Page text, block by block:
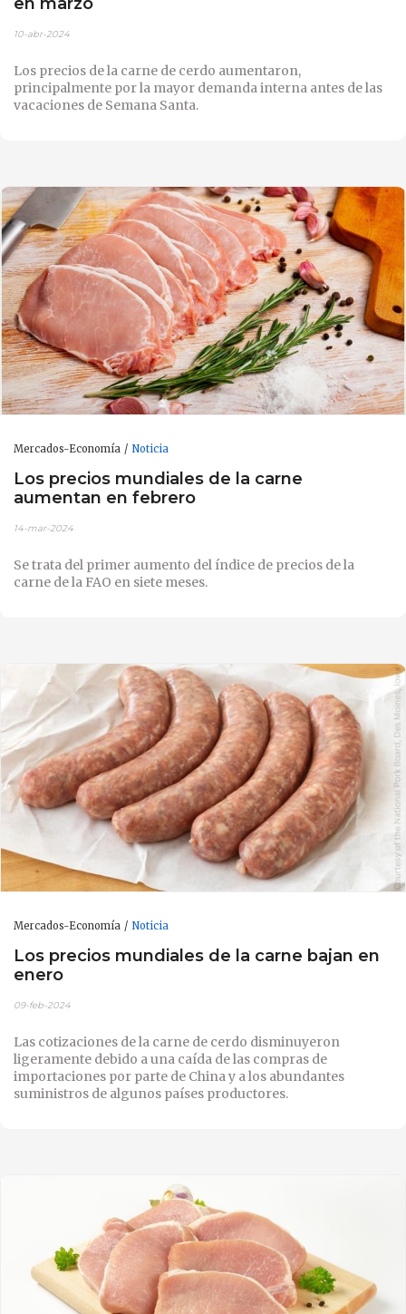
10-abr-2024
Los precios de la carne de cerdo aumentaron,
principalmente por la mayor demanda interna antes de las
vacaciones de Semana Santa.
Mercados-Economía Noticia
Los precios mundiales de la carne
aumentan en febrero
14-mar-2024
Se trata del primer aumento del índice de precios de la
carne de la FAO en siete meses.
Mercados-Economía Noticia
Los precios mundiales de la carne bajan en
enero
09-feb-2024
Las cotizaciones de la carne de cerdo disminuyeron
ligeramente debido a una caída de las compras de
importaciones por parte de China y a los abundantes
suministros de algunos países productores.